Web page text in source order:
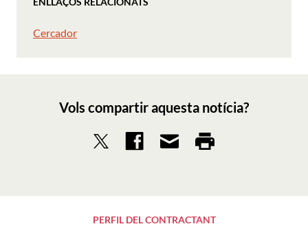
Cercador
Vols compartir aquesta notícia?
PERFIL DEL CONTRACTANT